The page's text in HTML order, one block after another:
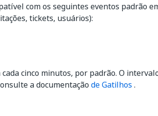
com os seguintes eventos padrão
tickets, usuários):
cinco minutos, por padrão. O
a documentação de Gatilhos .